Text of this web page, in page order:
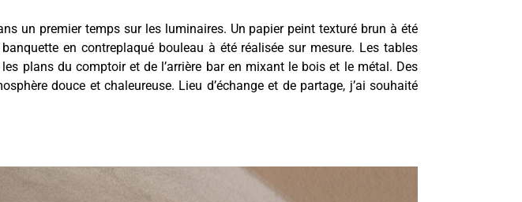
un premier temps sur les luminaires. Un papier peint texturé brun à été
en contreplaqué bouleau à été réalisée sur mesure. Les tables
plans du comptoir et de l’arrière bar en mixant le bois et le métal. Des
douce et chaleureuse. Lieu d’échange et de partage, j’ai souhaité